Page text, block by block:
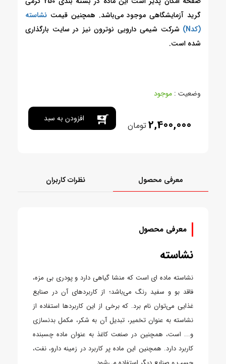
گرید آزمایشگاهی موجود می‌باشد. همچنین قیمت نشاسته
(کدN)
شرکت شیمی دارویی نوترون نیز در سایت بارگذاری
شده است.
وضعیت : موجود
2,400,000تومان
افزودن به سبد
معرفی محصول نظرات کاربران
معرفی محصول
نشاسته
نشاسته ماده ای است که منشا گیاهی دارد و پودری بی مزه،
فاقد بو و سفید رنگ می‌باشد؛ از کاربردهای آن در صنایع
غذایی می‌توان نام برد. که برخی از این کاربردها استفاده از
نشاسته به عنوان تخمیر، تبدیل آن به شکر، مکمل بدنسازی
و... است، همچنین در صنعت کاغذ به عنوان ماده چسبنده
کاربرد دارد. همچنین این ماده پر کاربرد در زمینه دارو، نفت،